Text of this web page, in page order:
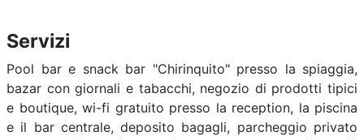
Servizi
Pool bar e snack bar "Chirinquito" presso la spiaggia,
bazar con giornali e tabacchi, negozio di prodotti tipici
e boutique, wi-fi gratuito presso la reception, la piscina
e il bar centrale, deposito bagagli, parcheggio privato